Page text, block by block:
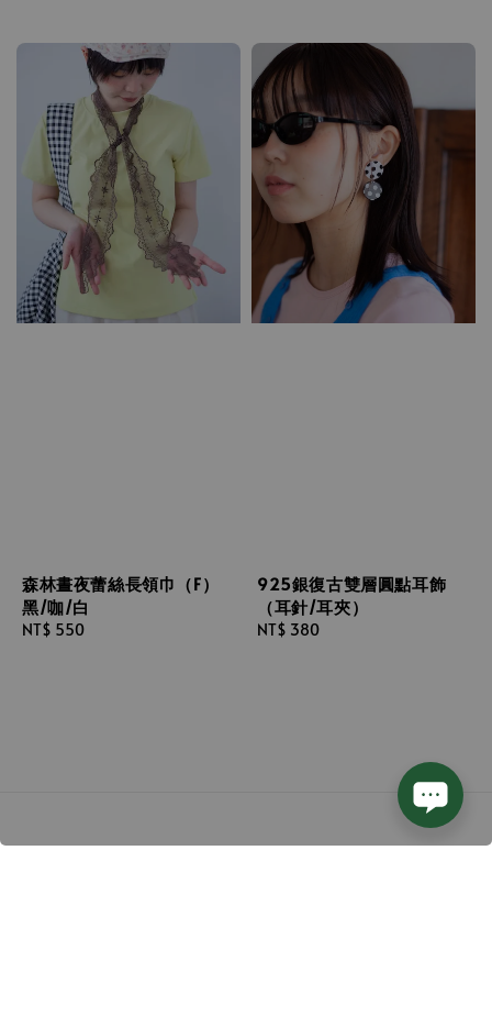
森林晝夜蕾絲長領巾（F）
黑/咖/白
Regular
NT$ 550
925銀復古雙層圓點耳飾
（耳針/耳夾）
Regular
NT$ 380